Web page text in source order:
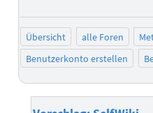
Übersicht alle Foren
Benutzerkonto erstellen